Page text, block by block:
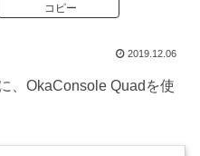
コピー
2019.12.06
、OkaConsole Quadを使